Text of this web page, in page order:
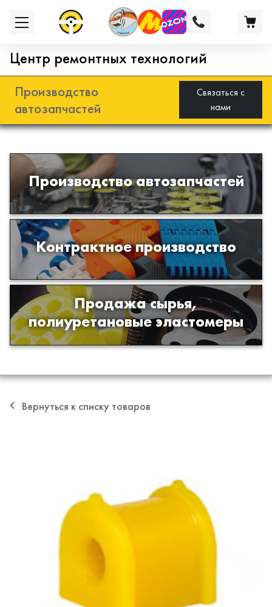
Центр ремонтных технологий
Производство
автозапчастей
Связаться с
нами
Производство автозапчастей
Разработка и производство деталей
из эластомеров для подвески
автомобиля
Контрактное производство
Производство изделий из пластиков
и полимеров по образцам либо
чертежам заказчика
Продажа сырья,
полиуретановые эластомеры
Продажа сырья для производства
изделий из полиуретана
Вернуться к списку товаров